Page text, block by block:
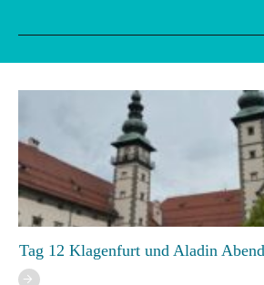
Tag 12 Klagenfurt und Aladin Abend